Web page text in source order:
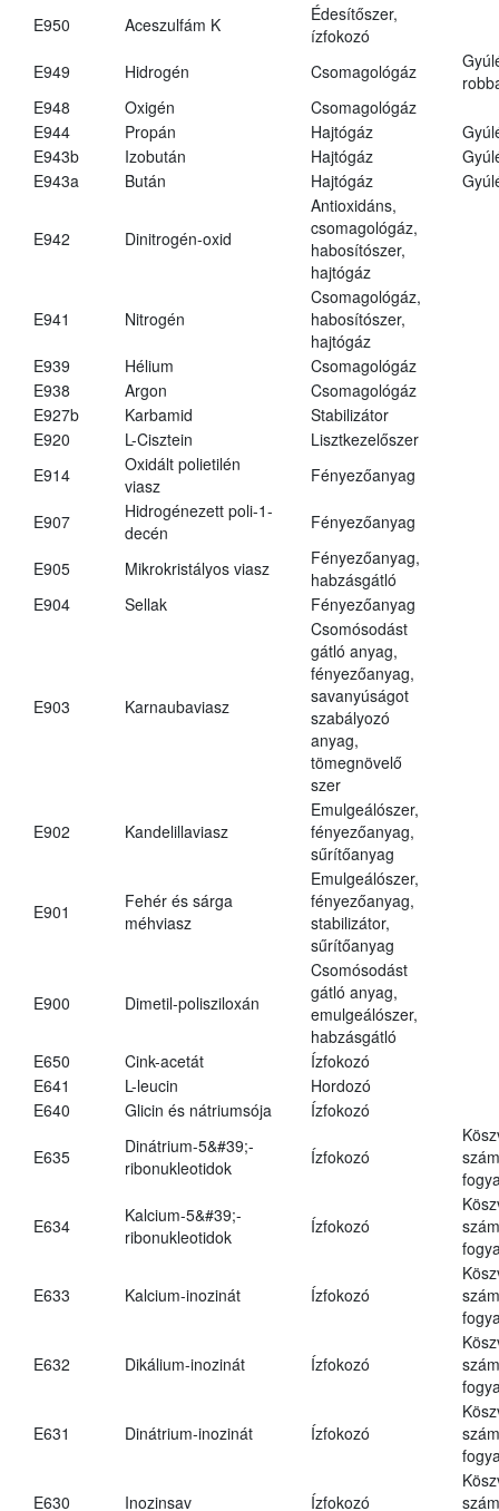
E950
Aceszulfám K
Édesítőszer,
ízfokozó
E949
Hidrogén Csomagológáz
E948
Oxigén
Csomagológáz
E944
Propán Hajtógáz
E943b
Izobután Hajtógáz
E943a
Bután Hajtógáz
E942 Dinitrogén-oxid
Antioxidáns,
csomagológáz,
habosítószer,
hajtógáz
E941 Nitrogén
Csomagológáz,
habosítószer,
hajtógáz
E939
Hélium
Csomagológáz
E938
Argon
Csomagológáz
E927b
Karbamid
Stabilizátor
E920
L-Cisztein
Lisztkezelőszer
E914
Oxidált polietilén
viasz
Fényezőanyag
E907
Hidrogénezett poli-1-
decén
Fényezőanyag
E905 Mikrokristályos viasz
Fényezőanyag,
habzásgátló
E904
Sellak Fényezőanyag
E903 Karnaubaviasz
Csomósodást
gátló anyag,
fényezőanyag,
savanyúságot
szabályozó
anyag,
tömegnövelő
szer
E902 Kandelillaviasz
Emulgeálószer,
fényezőanyag,
sűrítőanyag
E901
Fehér és sárga
méhviasz
Emulgeálószer,
fényezőanyag,
stabilizátor,
sűrítőanyag
E900 Dimetil-polisziloxán
Csomósodást
gátló anyag,
emulgeálószer,
habzásgátló
E650
Cink-acetát
Ízfokozó
E641
L-leucin
Hordozó
E640
Glicin és nátriumsója Ízfokozó
E635
Dinátrium-5&#39;-
ribonukleotidok
Ízfokozó
E634
Kalcium-5&#39;-
ribonukleotidok
Ízfokozó
E633 Kalcium-inozinát Ízfokozó
E632 Dikálium-inozinát Ízfokozó
E631 Dinátrium-inozinát Ízfokozó
E630 Inozinsav Ízfokozó